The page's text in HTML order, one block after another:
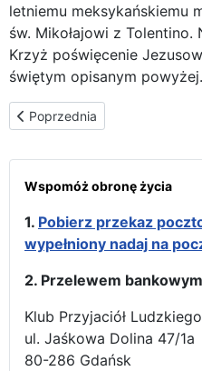
letniemu meksykańskiemu
św. Mikołajowi z
Krzyż poświęcenie
świętym opisanym powyżej.
Poprzednia strona:
Poprzednia
Wspomóż obronę życia
1. Pobierz przekaz
wypełniony nadaj na
2. Przelewem
Klub Przyjaciół
ul. Jaśkowa Dolina 47/1a
80-286 Gdańsk